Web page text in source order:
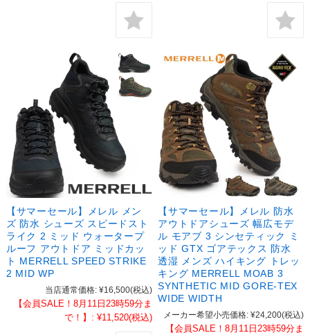
【サマーセール】メレル メン
ズ 防水 シューズ スピードスト
ライク 2 ミッド ウォータープ
ルーフ アウトドア ミッドカッ
ト MERRELL SPEED STRIKE
2 MID WP
当店通常価格: ¥16,500(税込)
【会員SALE！8月11日23時59分ま
で！】: ¥11,520(税込)
【サマーセール】メレル 防水
アウトドアシューズ 幅広モデ
ル モアブ 3 シンセティック ミ
ッド GTX ゴアテックス 防水
透湿 メンズ ハイキング トレッ
キング MERRELL MOAB 3
SYNTHETIC MID GORE-TEX
WIDE WIDTH
メーカー希望小売価格: ¥24,200(税込)
【会員SALE！8月11日23時59分ま